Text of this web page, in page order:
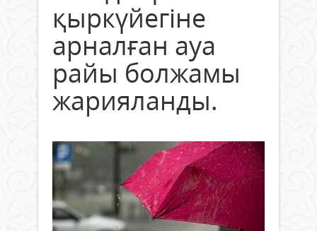
қыркүйегіне
арналған ауа
райы болжамы
жарияланды.